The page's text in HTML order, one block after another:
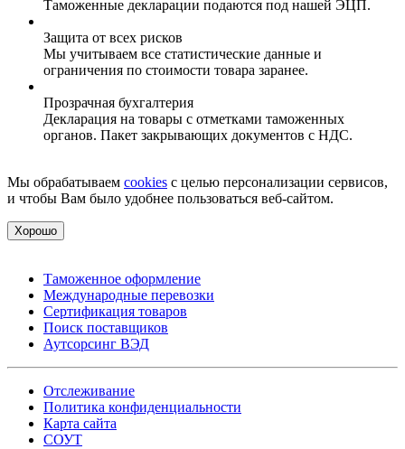
Таможенные декларации подаются под нашей ЭЦП.
Защита от всех рисков
Мы учитываем все статистические данные и
ограничения по стоимости товара заранее.
Прозрачная бухгалтерия
Декларация на товары с отметками таможенных
органов. Пакет закрывающих документов с НДС.
Мы обрабатываем cookies с целью персонализации сервисов,
и чтобы Вам было удобнее пользоваться веб-сайтом.
Хорошо
Таможенное оформление
Международные перевозки
Сертификация товаров
Поиск поставщиков
Аутсорсинг ВЭД
Отслеживание
Политика конфиденциальности
Карта сайта
СОУТ